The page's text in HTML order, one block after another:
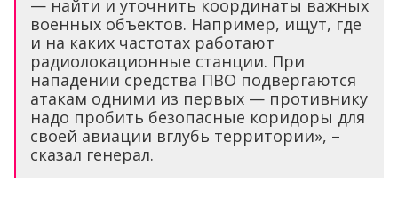
— найти и уточнить координаты важных
военных объектов. Например, ищут, где
и на каких частотах работают
радиолокационные станции. При
нападении средства ПВО подвергаются
атакам одними из первых — противнику
надо пробить безопасные коридоры для
своей авиации вглубь территории», –
сказал генерал.